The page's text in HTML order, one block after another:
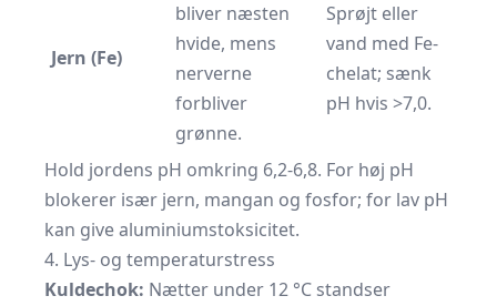
Jern (Fe)
bliver næsten
hvide, mens
nerverne
forbliver
grønne.
Sprøjt eller
vand med Fe-
chelat; sænk
pH hvis >7,0.
Hold jordens pH omkring 6,2-6,8. For høj pH
blokerer især jern, mangan og fosfor; for lav pH
kan give aluminiumstoksicitet.
4. Lys- og temperaturstress
Kuldechok: Nætter under 12 °C standser